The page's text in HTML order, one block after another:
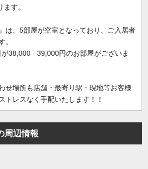
す。
は、5部屋が空室となっており、ご入居者
。
38,000 - 39,000円のお部屋がございま
せ場所も店舗・最寄り駅・現地等お客様
トレスなく手配いたします！！
周辺情報